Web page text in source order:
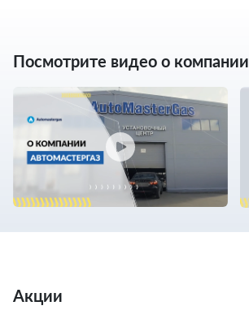
Посмотрите видео о компании
Акции